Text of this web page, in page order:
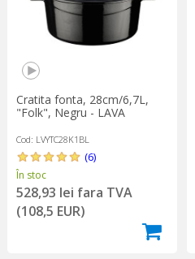
Cratita fonta, 28cm/6,7L,
"Folk", Negru - LAVA
Cod: LVYTC28K1BL
(6)
În stoc
528,93 lei fara TVA
(108,5 EUR)